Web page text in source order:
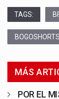
TAGS:
BOGOSHORTS
MÁS
POR EL